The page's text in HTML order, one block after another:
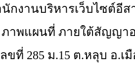
กงานบริหารเว็บไซต์อีส
ภาพแผนที่ ภายใต้สัญญ
ที่ 285 ม.15 ต.หลุบ อ.เ